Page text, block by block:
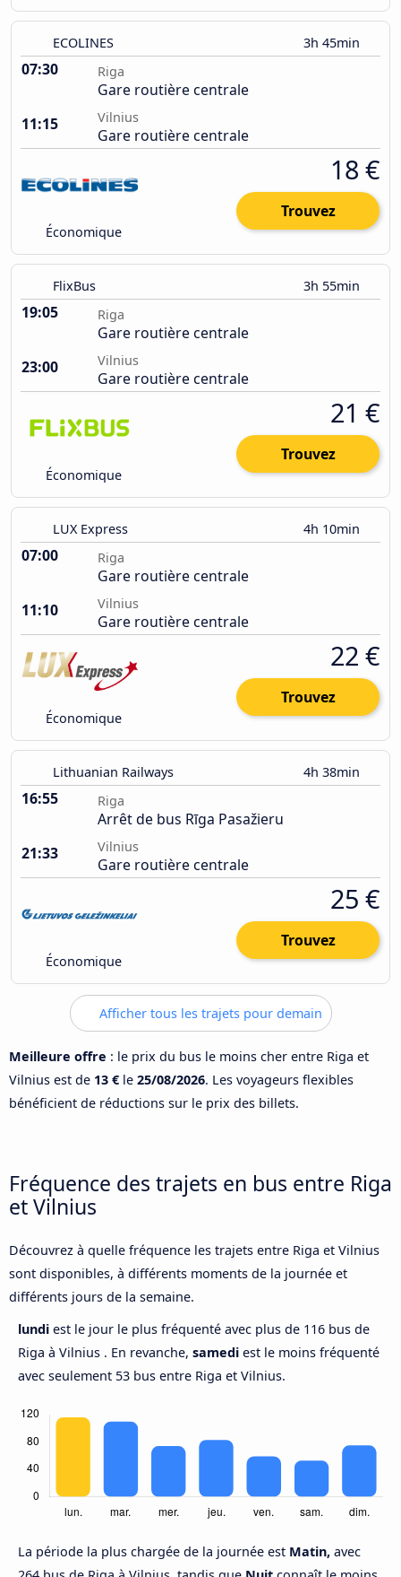
ECOLINES 3h 45min
07:30 Riga
Gare routière centrale
11:15
Vilnius
Gare routière centrale
Économique
18 €
Trouvez
FlixBus 3h 55min
19:05 Riga
Gare routière centrale
23:00
Vilnius
Gare routière centrale
Économique
21 €
Trouvez
LUX Express 4h 10min
07:00 Riga
Gare routière centrale
11:10
Vilnius
Gare routière centrale
Économique
22 €
Trouvez
Lithuanian Railways 4h 38min
16:55 Riga
Arrêt de bus Rīga Pasažieru
21:33
Vilnius
Gare routière centrale
Économique
25 €
Trouvez
Afficher tous les trajets pour demain
Meilleure offre : le prix du bus le moins cher entre Riga et
Vilnius est de 13 € le 25/08/2026. Les voyageurs flexibles
bénéficient de réductions sur le prix des billets.
Fréquence des trajets en bus entre Riga
et Vilnius
Découvrez à quelle fréquence les trajets entre Riga et Vilnius
sont disponibles, à différents moments de la journée et
différents jours de la semaine.
lundi est le jour le plus fréquenté avec plus de 116 bus de
Riga à Vilnius . En revanche, samedi est le moins fréquenté
avec seulement 53 bus entre Riga et Vilnius.
La période la plus chargée de la journée est Matin, avec